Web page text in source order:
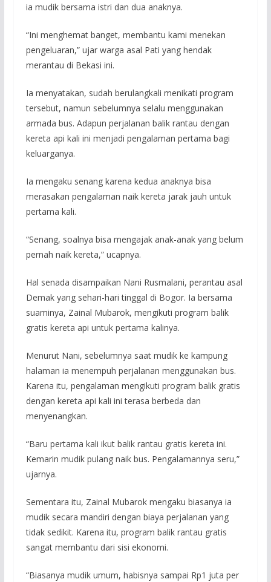
ia mudik bersama istri dan dua anaknya.
“Ini menghemat banget, membantu kami menekan
pengeluaran,” ujar warga asal Pati yang hendak
merantau di Bekasi ini.
Ia menyatakan, sudah berulangkali menikati program
tersebut, namun sebelumnya selalu menggunakan
armada bus. Adapun perjalanan balik rantau dengan
kereta api kali ini menjadi pengalaman pertama bagi
keluarganya.
Ia mengaku senang karena kedua anaknya bisa
merasakan pengalaman naik kereta jarak jauh untuk
pertama kali.
“Senang, soalnya bisa mengajak anak-anak yang belum
pernah naik kereta,” ucapnya.
Hal senada disampaikan Nani Rusmalani, perantau asal
Demak yang sehari-hari tinggal di Bogor. Ia bersama
suaminya, Zainal Mubarok, mengikuti program balik
gratis kereta api untuk pertama kalinya.
Menurut Nani, sebelumnya saat mudik ke kampung
halaman ia menempuh perjalanan menggunakan bus.
Karena itu, pengalaman mengikuti program balik gratis
dengan kereta api kali ini terasa berbeda dan
menyenangkan.
“Baru pertama kali ikut balik rantau gratis kereta ini.
Kemarin mudik pulang naik bus. Pengalamannya seru,”
ujarnya.
Sementara itu, Zainal Mubarok mengaku biasanya ia
mudik secara mandiri dengan biaya perjalanan yang
tidak sedikit. Karena itu, program balik rantau gratis
sangat membantu dari sisi ekonomi.
“Biasanya mudik umum, habisnya sampai Rp1 juta per